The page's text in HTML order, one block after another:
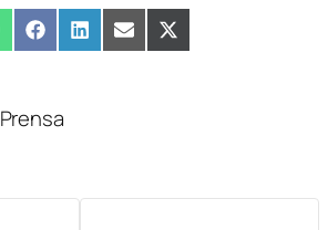
Compartir
en
WhatsAppCompartir
en
FacebookCompartir
en
LinkedInCompartir
en
EmailCompartir
en
X
(Twitter)